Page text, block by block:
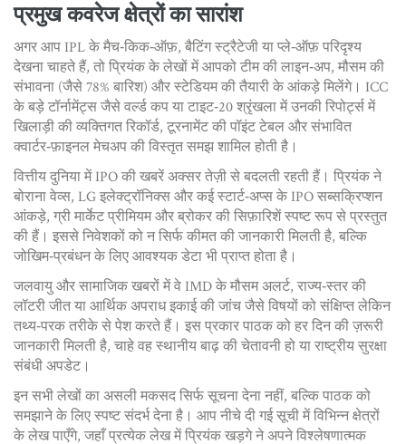
प्रमुख कवरेज क्षेत्रों का सारांश
अगर आप IPL के मैच‑किक‑ऑफ़, बैटिंग स्ट्रैटेजी या प्ले‑ऑफ़ परिदृश्य
देखना चाहते हैं, तो प्रियंक के लेखों में आपको टीम की लाइन‑अप, मौसम की
संभावना (जैसे 78% बारिश) और स्टेडियम की तैयारी के आंकड़े मिलेंगे। ICC
के बड़े टॉर्नामेंट्स जैसे वर्ल्ड कप या टाइट‑20 श्रृंखला में उनकी रिपोर्ट्स में
खिलाड़ी की व्यक्तिगत रिकॉर्ड, टूरनामेंट की पॉइंट टेबल और संभावित
क्वार्टर‑फ़ाइनल मेचअप की विस्तृत समझ शामिल होती है।
वित्तीय दुनिया में IPO की खबरें अक्सर तेज़ी से बदलती रहती हैं। प्रियंक ने
बोराना वेव्स, LG इलेक्ट्रॉनिक्स और कई स्टार्ट‑अप्स के IPO सब्सक्रिप्शन
आंकड़े, ग्री मार्केट प्रीमियम और ब्रोकर की सिफ़ारिशें स्पष्ट रूप से प्रस्तुत
की हैं। इससे निवेशकों को न सिर्फ कीमत की जानकारी मिलती है, बल्कि
जोखिम‑प्रबंधन के लिए आवश्यक डेटा भी प्राप्त होता है।
जलवायु और सामाजिक खबरों में वे IMD के मौसम अलर्ट, राज्य‑स्तर की
लॉटरी जीत या आर्थिक अपराध इकाई की जांच जैसे विषयों को संक्षिप्त लेकिन
तथ्य‑परक तरीके से पेश करते हैं। इस प्रकार पाठक को हर दिन की ज़रूरी
जानकारी मिलती है, चाहे वह स्थानीय बाढ़ की चेतावनी हो या राष्ट्रीय सुरक्षा
संबंधी अपडेट।
इन सभी लेखों का असली मकसद सिर्फ सूचना देना नहीं, बल्कि पाठक को
समझाने के लिए स्पष्ट संदर्भ देना है। आप नीचे दी गई सूची में विभिन्न क्षेत्रों
के लेख पाएँगे, जहाँ प्रत्येक लेख में प्रियंक खड़गे ने अपने विश्लेषणात्मक